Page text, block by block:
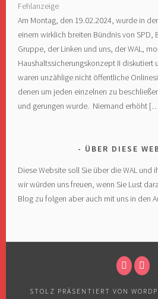
Fehlanzeige
Am Montag, den 19.02.2024, wurde in
einem wirklich breiten Bündnis von SPD,
Gruppe, der Linken und uns, der WAL,
Haushaltssicherungskonzept II diskutiert
waren unzählige nicht öffentliche
denen um jeden einzelnen zu
und gerungen wurde. Niemand erhöht
ÜBER DIESE
Diese Website soll Sie über die WAL und
wir würden uns freuen, wenn Sie Lust
Blog zu folgen aber auch mit uns in den
STOLZ PRÄSENTIERT VON